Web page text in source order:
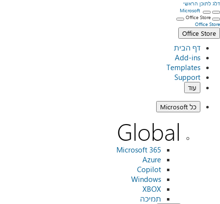
דלג לתוכן הראשי
Microsoft
Office Store
Office Store
Office Store
דף הבית
Add-ins
Templates
Support
עוד
כל Microsoft
Global
Microsoft 365
Azure
Copilot
Windows
XBOX
תמיכה